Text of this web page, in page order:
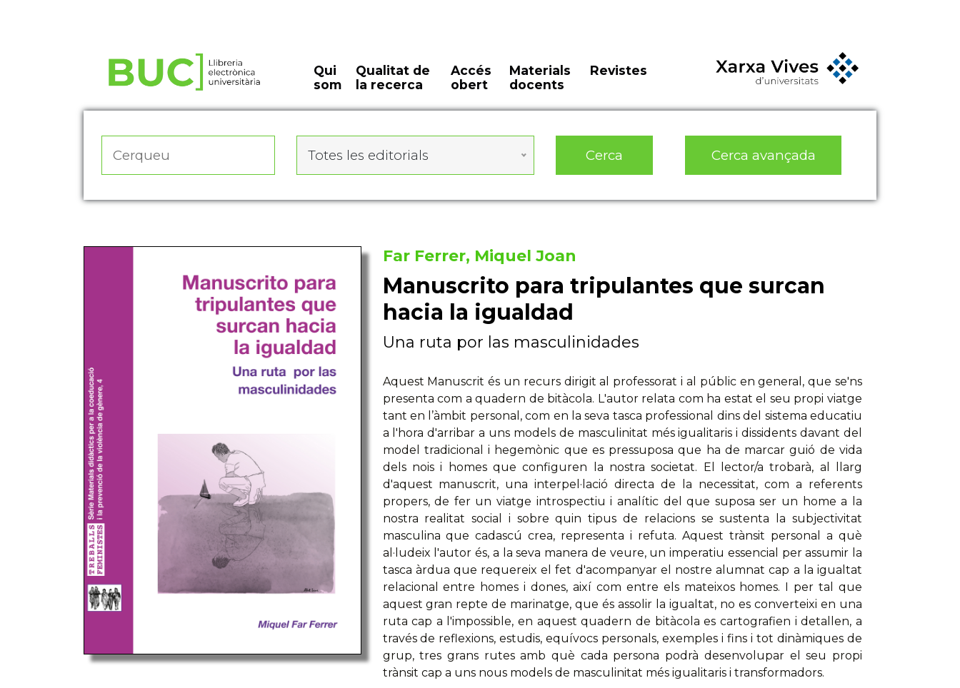
Qui
som
Qualitat de
la recerca
Accés
obert
Materials
docents
Revistes
Totes les editorials Cerca Cerca avançada
Far Ferrer, Miquel Joan
Manuscrito para tripulantes que surcan
hacia la igualdad
Una ruta por las masculinidades
Aquest Manuscrit és un recurs dirigit al professorat i al públic en general, que se'ns
presenta com a quadern de bitàcola. L'autor relata com ha estat el seu propi viatge
tant en l’àmbit personal, com en la seva tasca professional dins del sistema educatiu
a l'hora d'arribar a uns models de masculinitat més igualitaris i dissidents davant del
model tradicional i hegemònic que es pressuposa que ha de marcar guió de vida
dels nois i homes que configuren la nostra societat. El lector/a trobarà, al llarg
d'aquest manuscrit, una interpel·lació directa de la necessitat, com a referents
propers, de fer un viatge introspectiu i analític del que suposa ser un home a la
nostra realitat social i sobre quin tipus de relacions se sustenta la subjectivitat
masculina que cadascú crea, representa i refuta. Aquest trànsit personal a què
al·ludeix l'autor és, a la seva manera de veure, un imperatiu essencial per assumir la
tasca àrdua que requereix el fet d'acompanyar el nostre alumnat cap a la igualtat
relacional entre homes i dones, així com entre els mateixos homes. I per tal que
aquest gran repte de marinatge, que és assolir la igualtat, no es converteixi en una
ruta cap a l'impossible, en aquest quadern de bitàcola es cartografien i detallen, a
través de reflexions, estudis, equívocs personals, exemples i fins i tot dinàmiques de
grup, tres grans rutes amb què cada persona podrà desenvolupar el seu propi
trànsit cap a uns nous models de masculinitat més igualitaris i transformadors.